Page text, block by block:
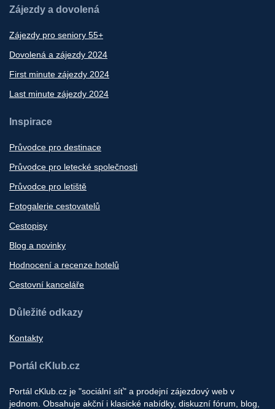
Zájezdy a dovolená
Zájezdy pro seniory 55+
Dovolená a zájezdy 2024
First minute zájezdy 2024
Last minute zájezdy 2024
Inspirace
Průvodce pro destinace
Průvodce pro letecké společnosti
Průvodce pro letiště
Fotogalerie cestovatelů
Cestopisy
Blog a novinky
Hodnocení a recenze hotelů
Cestovní kanceláře
Důležité odkazy
Kontakty
Portál cKlub.cz
Portál cKlub.cz je "sociální síť" a prodejní zájezdový web v
jednom. Obsahuje akční i klasické nabídky, diskuzní fórum, blog,